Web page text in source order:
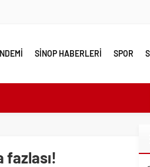
SİNOP HABERLERİ SPOR
hizmetindeyiz”